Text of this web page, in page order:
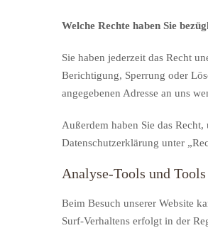
Welche Rechte haben Sie
Sie haben jederzeit das Recht
Berichtigung, Sperrung oder
angegebenen Adresse an uns
Außerdem haben Sie das
Datenschutzerklärung unter
Analyse-Tools und
Beim Besuch unserer Website
Surf-Verhaltens erfolgt in der